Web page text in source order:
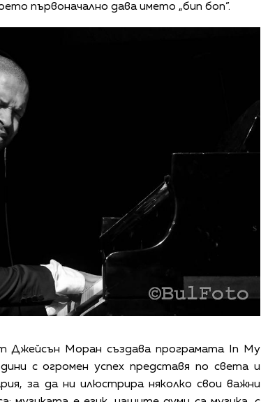
първоначално дава името „бип боп”.
Джейсън Моран създава програмата In My
с огромен успех представя по света и
за да ни илюстрира няколко свои важни